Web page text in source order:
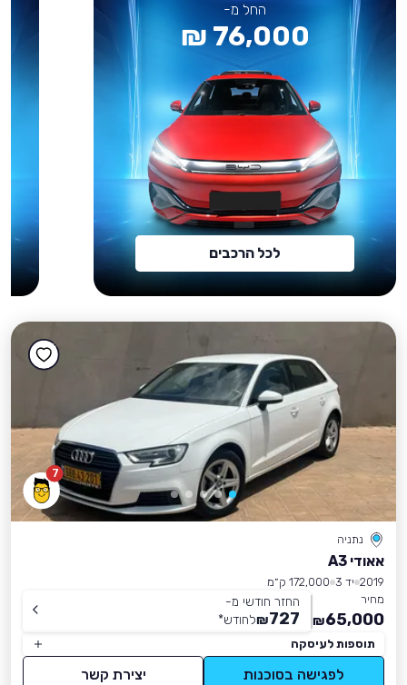
החל מ-
76,000 ₪
לכל הרכבים
7
נתניה
אאודי A3
2019 יד 3
172,000 ק״מ
מחיר
65,000
₪
החזר חודשי מ-
727
₪לחודש*
תוספות לעיסקה
לפגישה בסוכנות יצירת קשר